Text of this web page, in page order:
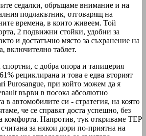
седалки, обръщаме внимание и на
подлакътник, отговарящ на
времена, в които живеем. Той
2 подвижни стойки, удобни за
и достатъчно място за съхранение на
включително таблет.
с добра опора и тапицерия
рециклирана и това е едва вторият
Purosangue, при който можем да я
върви в посока абсолютно
в автомобилите си - стратегия, на която
че се справят доста успешно, без
комфорта. Напротив, тук откриваме ТЕP
за някои дори по-приятна на